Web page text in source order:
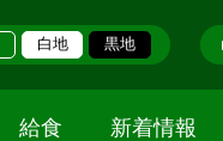
白地 黒地
給食 新着情報